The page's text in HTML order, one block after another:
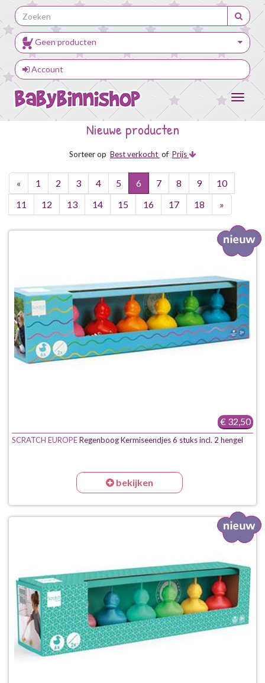
Geen producten
Account
Toggle
Nieuwe producten
Sorteer op Best verkocht of Prijs
« 1 2 3 4 5 6 7 8 9
10
11
12 13 14 15 16 17 18 »
€ 32,50
SCRATCH EUROPERegenboog Kermiseendjes 6 stuks incl. 2 hengel
bekijken